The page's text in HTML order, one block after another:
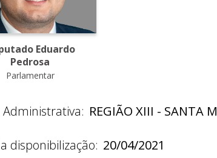
Eduardo
Pedrosa
Parlamentar
Administrativa: REGIÃO XIII - SANTA
disponibilização: 20/04/2021